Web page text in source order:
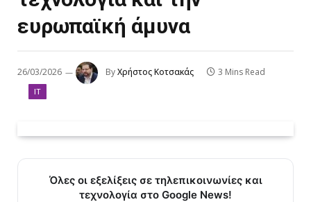
ευρωπαϊκή άμυνα
26/03/2026 ByΧρήστος Κοτσακάς 3 Mins Read
IT
Όλες οι εξελίξεις σε τηλεπικοινωνίες και
τεχνολογία στο Google News!